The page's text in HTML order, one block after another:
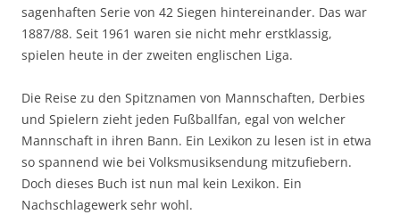
sagenhaften Serie von 42 Siegen hintereinander. Das war
1887/88. Seit 1961 waren sie nicht mehr erstklassig,
spielen heute in der zweiten englischen Liga.
Die Reise zu den Spitznamen von Mannschaften, Derbies
und Spielern zieht jeden Fußballfan, egal von welcher
Mannschaft in ihren Bann. Ein Lexikon zu lesen ist in etwa
so spannend wie bei Volksmusiksendung mitzufiebern.
Doch dieses Buch ist nun mal kein Lexikon. Ein
Nachschlagewerk sehr wohl.